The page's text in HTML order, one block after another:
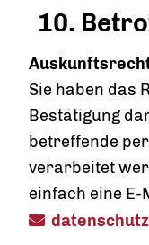
10.
Sie haben das
Bestätigung
betreffende
verarbeitet
einfach eine E-